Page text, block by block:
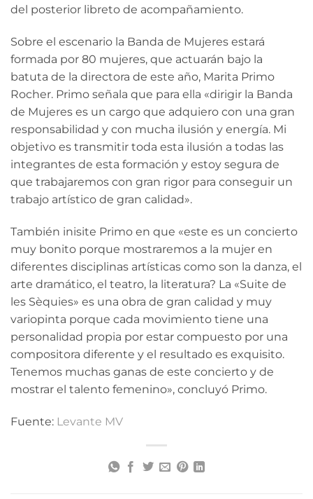
del posterior libreto de acompañamiento.
Sobre el escenario la Banda de Mujeres estará
formada por 80 mujeres, que actuarán bajo la
batuta de la directora de este año, Marita Primo
Rocher. Primo señala que para ella «dirigir la Banda
de Mujeres es un cargo que adquiero con una gran
responsabilidad y con mucha ilusión y energía. Mi
objetivo es transmitir toda esta ilusión a todas las
integrantes de esta formación y estoy segura de
que trabajaremos con gran rigor para conseguir un
trabajo artístico de gran calidad».
También inisite Primo en que «este es un concierto
muy bonito porque mostraremos a la mujer en
diferentes disciplinas artísticas como son la danza, el
arte dramático, el teatro, la literatura? La «Suite de
les Sèquies» es una obra de gran calidad y muy
variopinta porque cada movimiento tiene una
personalidad propia por estar compuesto por una
compositora diferente y el resultado es exquisito.
Tenemos muchas ganas de este concierto y de
mostrar el talento femenino», concluyó Primo.
Fuente: Levante MV